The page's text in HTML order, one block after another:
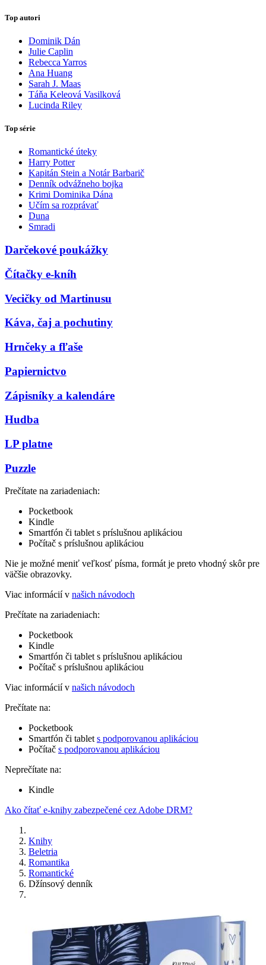
Top autori
Dominik Dán
Julie Caplin
Rebecca Yarros
Ana Huang
Sarah J. Maas
Táňa Keleová Vasilková
Lucinda Riley
Top série
Romantické úteky
Harry Potter
Kapitán Stein a Notár Barbarič
Denník odvážneho bojka
Krimi Dominika Dána
Učím sa rozprávať
Duna
Smradi
Darčekové poukážky
Čítačky e-kníh
Vecičky od Martinusu
Káva, čaj a pochutiny
Hrnčeky a fľaše
Papiernictvo
Zápisníky a kalendáre
Hudba
LP platne
Puzzle
Prečítate na zariadeniach:
Pocketbook
Kindle
Smartfón či tablet s príslušnou aplikáciou
Počítač s príslušnou aplikáciou
Nie je možné meniť veľkosť písma, formát je preto vhodný skôr pre
väčšie obrazovky.
Viac informácií v našich návodoch
Prečítate na zariadeniach:
Pocketbook
Kindle
Smartfón či tablet s príslušnou aplikáciou
Počítač s príslušnou aplikáciou
Viac informácií v našich návodoch
Prečítate na:
Pocketbook
Smartfón či tablet s podporovanou aplikáciou
Počítač s podporovanou aplikáciou
Neprečítate na:
Kindle
Ako čítať e-knihy zabezpečené cez Adobe DRM?
Knihy
Beletria
Romantika
Romantické
Džínsový denník